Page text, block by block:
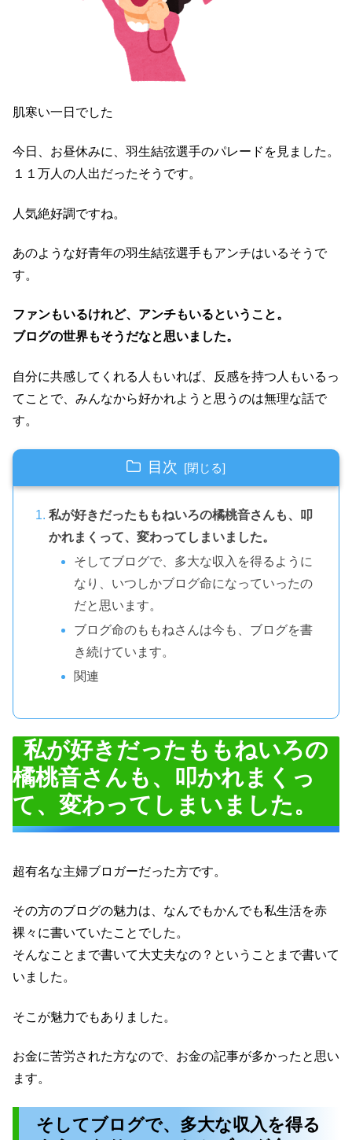
肌寒い一日でした
今日、お昼休みに、羽生結弦選手のパレードを見ました。
１１万人の人出だったそうです。
人気絶好調ですね。
あのような好青年の羽生結弦選手もアンチはいるそうで
す。
ファンもいるけれど、アンチもいるということ。
ブログの世界もそうだなと思いました。
自分に共感してくれる人もいれば、反感を持つ人もいるっ
てことで、みんなから好かれようと思うのは無理な話で
す。
目次
私が好きだったももねいろの橘桃音さんも、叩
かれまくって、変わってしまいました。
そしてブログで、多大な収入を得るように
なり、いつしかブログ命になっていったの
だと思います。
ブログ命のももねさんは今も、ブログを書
き続けています。
関連
私が好きだったももねいろの
橘桃音さんも、叩かれまくっ
て、変わってしまいました。
超有名な主婦ブロガーだった方です。
その方のブログの魅力は、なんでもかんでも私生活を赤
裸々に書いていたことでした。
そんなことまで書いて大丈夫なの？ということまで書いて
いました。
そこが魅力でもありました。
お金に苦労された方なので、お金の記事が多かったと思い
ます。
そしてブログで、多大な収入を得る